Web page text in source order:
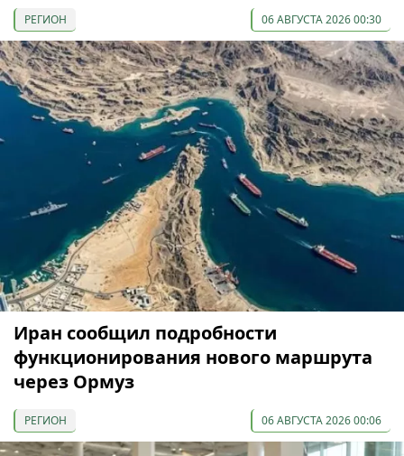
РЕГИОН 06 АВГУСТА 2026 00:30
Иран сообщил подробности
функционирования нового маршрута
через Ормуз
РЕГИОН 06 АВГУСТА 2026 00:06